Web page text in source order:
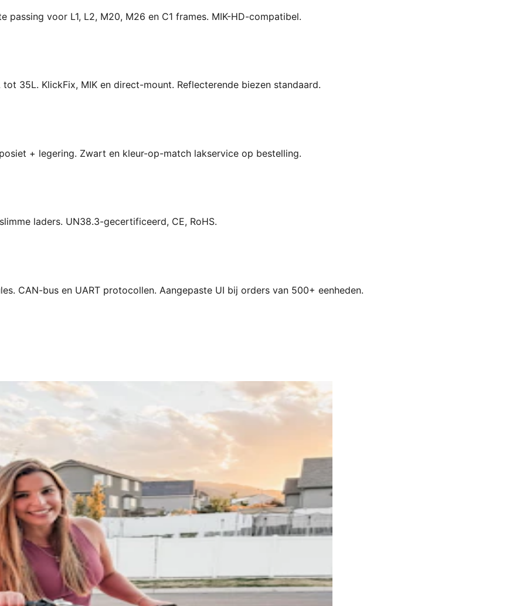
voor L1, L2, M20, M26 en C1 frames. MIK-HD-compatibel.
35L. KlickFix, MIK en direct-mount. Reflecterende biezen standaard.
+ legering. Zwart en kleur-op-match lakservice op bestelling.
laders. UN38.3-gecertificeerd, CE, RoHS.
CAN-bus en UART protocollen. Aangepaste UI bij orders van 500+ eenheden.